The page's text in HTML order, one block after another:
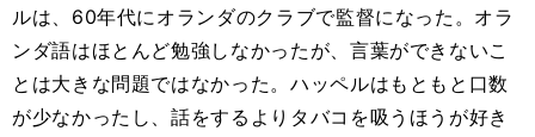
ルは、60年代にオランダのクラブで監督になった。オラ
ンダ語はほとんど勉強しなかったが、言葉ができないこ
とは大きな問題ではなかった。ハッペルはもともと口数
が少なかったし、話をするよりタバコを吸うほうが好き